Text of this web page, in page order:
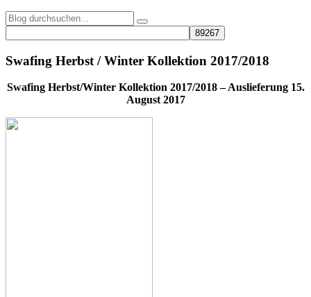
Swafing Herbst / Winter Kollektion 2017/2018
Swafing Herbst/Winter Kollektion 2017/2018 – Auslieferung 15.
August 2017